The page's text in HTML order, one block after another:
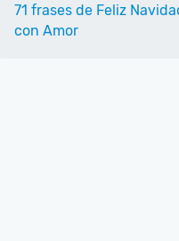
71 frases de Feliz
con Amor